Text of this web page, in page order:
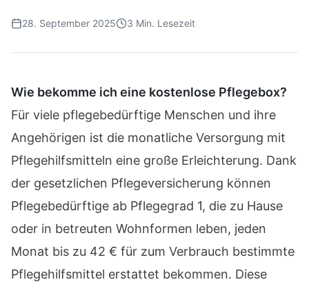
28. September 2025 3 Min. Lesezeit
Wie bekomme ich eine kostenlose Pflegebox?
Für viele pflegebedürftige Menschen und ihre
Angehörigen ist die monatliche Versorgung mit
Pflegehilfsmitteln eine große Erleichterung. Dank
der gesetzlichen Pflegeversicherung können
Pflegebedürftige ab Pflegegrad 1, die zu Hause
oder in betreuten Wohnformen leben, jeden
Monat bis zu 42 € für zum Verbrauch bestimmte
Pflegehilfsmittel erstattet bekommen. Diese